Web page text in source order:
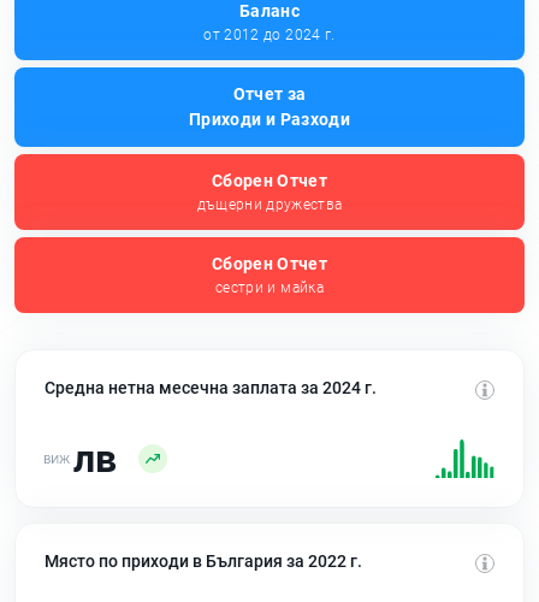
Баланс
от 2012 до 2024 г.
Отчет за
Приходи и Разходи
Сборен Отчет
дъщерни дружества
Сборен Отчет
сестри и майка
Средна нетна месечна заплата за 2024 г.
лв
Място по приходи в България за 2022 г.